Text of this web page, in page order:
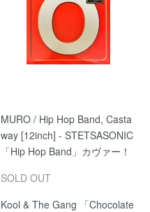
MURO / Hip Hop Band, Casta
way [12inch] - STETSASONIC
「Hip Hop Band」カヴァー！
SOLD OUT
Kool & The Gang 「Chocolate